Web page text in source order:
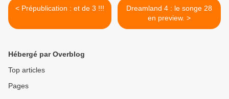
< Prépublication : et de 3 !!!
Dreamland 4 : le songe 28
en preview. >
Hébergé par Overblog
Top articles
Pages